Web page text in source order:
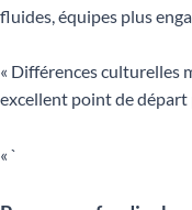
fluides, équipes plus
« Différences culturelles
excellent point de
« `